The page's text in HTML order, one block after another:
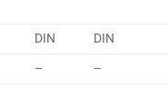
DIN
DIN
–
–